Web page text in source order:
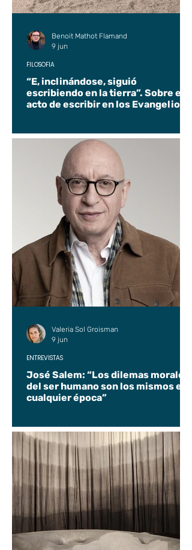
“E, inclinándose, siguió
escribiendo en la tierra”. Sobre el
acto de escribir en los Evangelios.
FILOSOFÍA
Benoit Mathot Flamand
9 jun
José Salem: “Los dilemas morales
del ser humano son los mismos en
cualquier época”
ENTREVISTAS
Valeria Sol Groisman
9 jun